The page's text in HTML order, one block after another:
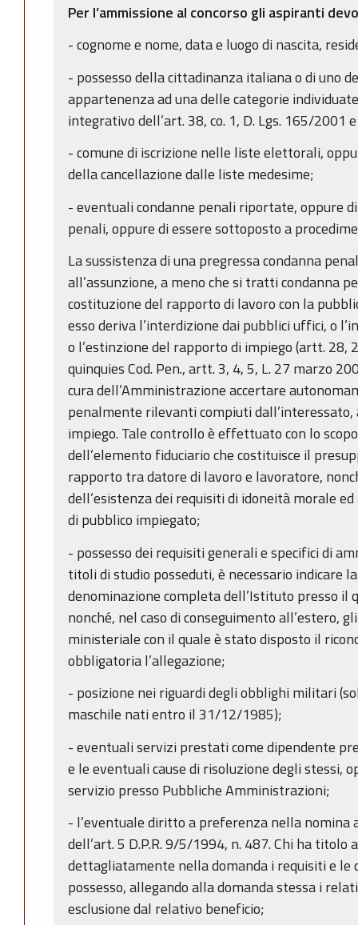
Per l’ammissione al concorso gli aspiranti
- cognome e nome, data e luogo di nascita,
- possesso della cittadinanza italiana o di uno
appartenenza ad una delle categorie
integrativo dell’art. 38, co. 1, D. Lgs. 165/2001 e
- comune di iscrizione nelle liste elettorali,
della cancellazione dalle liste medesime;
- eventuali condanne penali riportate, oppure
penali, oppure di essere sottoposto a
La sussistenza di una pregressa condanna
all’assunzione, a meno che si tratti condanna
costituzione del rapporto di lavoro con la
esso deriva l’interdizione dai pubblici uffici, o
o l’estinzione del rapporto di impiego (artt.
quinquies Cod. Pen., artt. 3, 4, 5, L. 27 marzo
cura dell’Amministrazione accertare
penalmente rilevanti compiuti dall’interessato,
impiego. Tale controllo è effettuato con lo
dell’elemento fiduciario che costituisce il
rapporto tra datore di lavoro e lavoratore,
dell’esistenza dei requisiti di idoneità morale
di pubblico impiegato;
- possesso dei requisiti generali e specifici di
titoli di studio posseduti, è necessario indicare
denominazione completa dell’Istituto presso il
nonché, nel caso di conseguimento all’estero,
ministeriale con il quale è stato disposto il
obbligatoria l’allegazione;
- posizione nei riguardi degli obblighi militari
maschile nati entro il 31/12/1985);
- eventuali servizi prestati come dipendente
e le eventuali cause di risoluzione degli stessi,
servizio presso Pubbliche Amministrazioni;
- l’eventuale diritto a preferenza nella nomina
dell’art. 5 D.P.R. 9/5/1994, n. 487. Chi ha titolo
dettagliatamente nella domanda i requisiti e le
possesso, allegando alla domanda stessa i
esclusione dal relativo beneficio;